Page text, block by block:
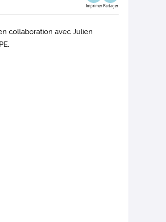
Imprimer Partager
collaboration avec Julien